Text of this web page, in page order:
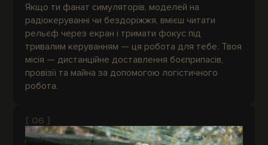
Якщо ти фанат симуляторів, моделей на
радіокеруванні чи бездоріжжя, вмієш читати
рельєф через екран і тримати фокус під
тривалим керуванням — ця робота для тебе. Твоя
місія — дистанційне доставлення боєприпасів,
провізії та майна за допомогою логістичного
робота.
[ 06 ]